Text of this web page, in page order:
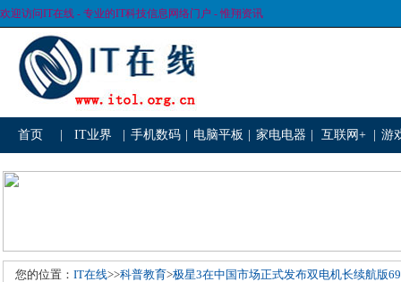
欢迎访问IT在线 - 专业的IT科技信息网络门户 - 惟翔资讯
首页 IT业界 手机数码 电脑平板 家电电器 互联网+ 游
您的位置： IT在线>>科普教育>极星3在中国市场正式发布双电机长续航版